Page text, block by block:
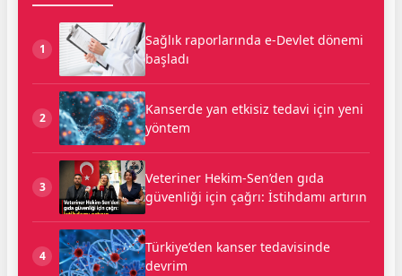
1
Sağlık raporlarında e-Devlet dönemi
başladı
2
Kanserde yan etkisiz tedavi için yeni
yöntem
3
Veteriner Hekim-Sen’den gıda
güvenliği için çağrı: İstihdamı artırın
4
Türkiye’den kanser tedavisinde
devrim